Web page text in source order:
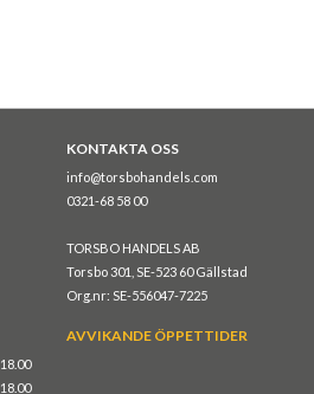
KONTAKTA OSS
info@torsbohandels.com
0321-68 58 00
TORSBO HANDELS AB
Torsbo 301, SE-523 60 Gällstad
Org.nr: SE-556047-7225
AVVIKANDE ÖPPETTIDER